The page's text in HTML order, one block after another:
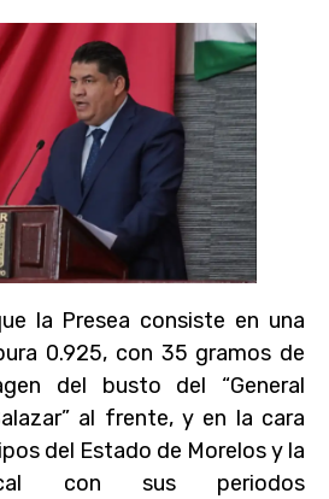
la Presea consiste en una
0.925, con 35 gramos de
del busto del “General
al frente, y en la cara
del Estado de Morelos y la
con sus periodos